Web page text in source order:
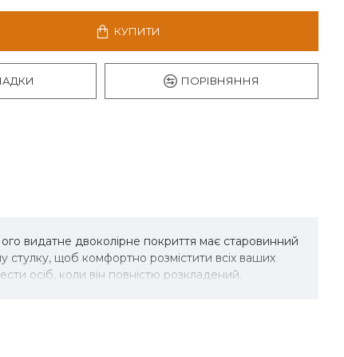
КУПИТИ
ПОРІВНЯННЯ
видатне двоколірне покриття має старовинний
щоб комфортно розмістити всіх ваших
осіб, коли він повністю розкладений.